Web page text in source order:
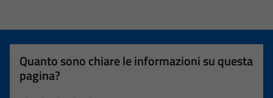
Quanto sono chiare le informazioni su questa
pagina?